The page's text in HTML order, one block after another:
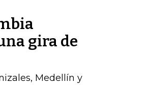
gira de
Medellín y